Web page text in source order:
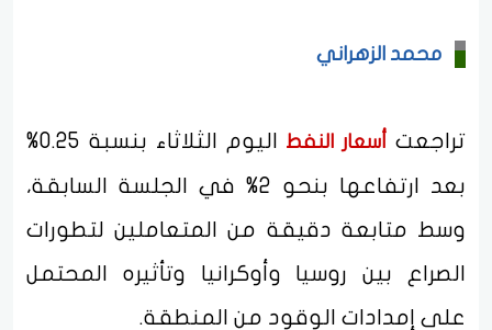
محمد الزهراني
تراجعت أسعار النفط
اليوم الثلاثاء بنسبة 0.25%
بعد ارتفاعها بنحو 2% في الجلسة السابقة،
وسط متابعة دقيقة من المتعاملين لتطورات
الصراع بين روسيا وأوكرانيا وتأثيره المحتمل
على إمدادات الوقود من المنطقة.